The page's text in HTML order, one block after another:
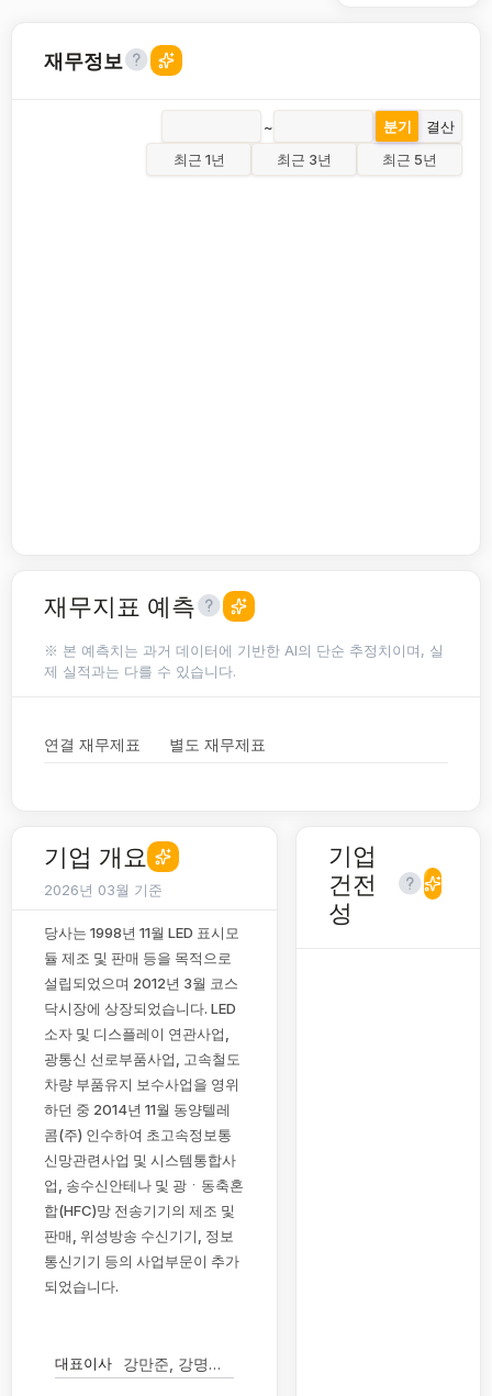
재무정보
~ 분기
결산
최근 1년
최근 3년 최근 5년
재무지표 예측
※ 본 예측치는 과거 데이터에 기반한 AI의 단순 추정치이며, 실
제 실적과는 다를 수 있습니다.
연결 재무제표 별도 재무제표
기업 개요
2026년 03월 기준
당사는 1998년 11월 LED 표시모
듈 제조 및 판매 등을 목적으로
설립되었으며 2012년 3월 코스
닥시장에 상장되었습니다. LED
소자 및 디스플레이 연관사업,
광통신 선로부품사업, 고속철도
차량 부품유지 보수사업을 영위
하던 중 2014년 11월 동양텔레
콤(주) 인수하여 초고속정보통
신망관련사업 및 시스템통합사
업, 송수신안테나 및 광ㆍ동축혼
합(HFC)망 전송기기의 제조 및
판매, 위성방송 수신기기, 정보
통신기기 등의 사업부문이 추가
되었습니다.
대표이사 강만준, 강명구 (각자대표)
기업
건전
성